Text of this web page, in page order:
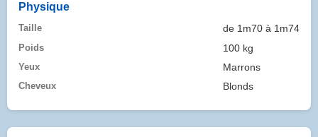
Physique
Taille de 1m70 à 1m74
Poids 100 kg
Yeux Marrons
Cheveux Blonds